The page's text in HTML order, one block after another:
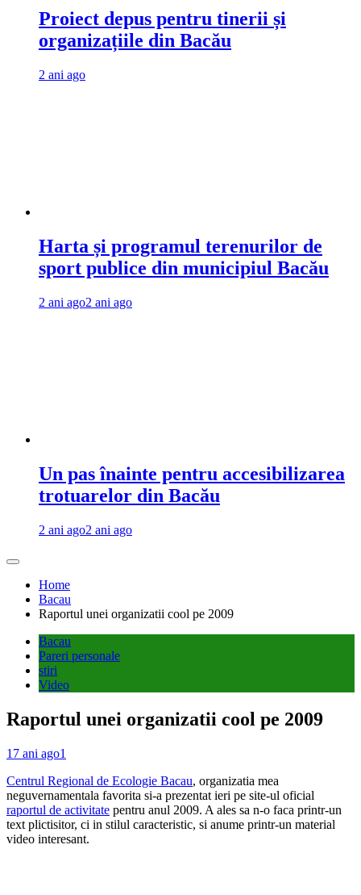
Proiect depus pentru tinerii și
organizațiile din Bacău
2 ani ago
Harta și programul terenurilor de
sport publice din municipiul Bacău
2 ani ago2 ani ago
Un pas înainte pentru accesibilizarea
trotuarelor din Bacău
2 ani ago2 ani ago
Home
Bacau
Raportul unei organizatii cool pe 2009
Bacau
Pareri personale
stiri
Video
Raportul unei organizatii cool pe 2009
17 ani ago1
Centrul Regional de Ecologie Bacau, organizatia mea
neguvernamentala favorita si-a prezentat ieri pe site-ul oficial
raportul de activitate pentru anul 2009. A ales sa n-o faca printr-un
text plictisitor, ci in stilul caracteristic, si anume printr-un material
video interesant.